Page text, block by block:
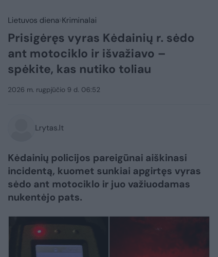
Lietuvos diena Kriminalai
Prisigėręs vyras Kėdainių r. sėdo
ant motociklo ir išvažiavo –
spėkite, kas nutiko toliau
2026 m. rugpjūčio 9 d. 06:52
Lrytas.lt
Kėdainių policijos pareigūnai aiškinasi
incidentą, kuomet sunkiai apgirtęs vyras
sėdo ant motociklo ir juo važiuodamas
nukentėjo pats.